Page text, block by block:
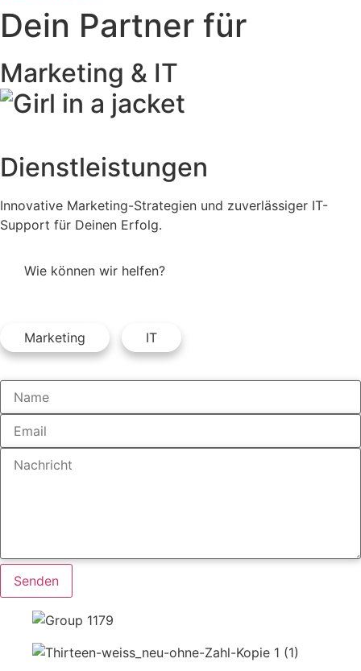
Dein Partner für
Marketing & IT
Dienstleistungen
Innovative Marketing-Strategien und zuverlässiger IT-
Support für Deinen Erfolg.
Wie können wir helfen?
Marketing IT
Senden